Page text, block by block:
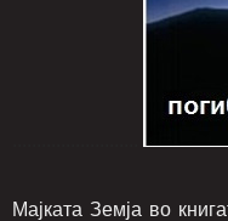
Мајката Земја во